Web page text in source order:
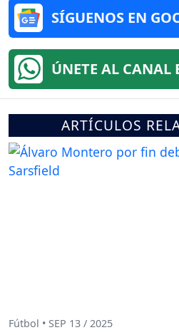
SÍGUENOS EN
ÚNETE AL CANAL
ARTÍCULOS
Fútbol • SEP 13 / 2025